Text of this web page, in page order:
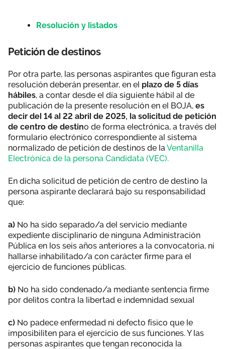
Resolución y listados
Petición de destinos
Por otra parte, las personas aspirantes que figuran esta
resolución deberán presentar, en el plazo de 5 días
hábiles, a contar desde el día siguiente hábil al de
publicación de la presente resolución en el BOJA, es
decir del 14 al 22 abril de 2025, la solicitud de petición
de centro de destino de forma electrónica, a través del
formulario electrónico correspondiente al sistema
normalizado de petición de destinos de laVentanilla
Electrónica de la persona Candidata (VEC).
En dicha solicitud de petición de centro de destino la
persona aspirante declarará bajo su responsabilidad
que:
a) No ha sido separado/a del servicio mediante
expediente disciplinario de ninguna Administración
Pública en los seis años anteriores a la convocatoria, ni
hallarse inhabilitado/a con carácter firme para el
ejercicio de funciones públicas.
b) No ha sido condenado/a mediante sentencia firme
por delitos contra la libertad e indemnidad sexual
c) No padece enfermedad ni defecto físico que le
imposibiliten para el ejercicio de sus funciones. Y las
personas aspirantes que tengan reconocida la